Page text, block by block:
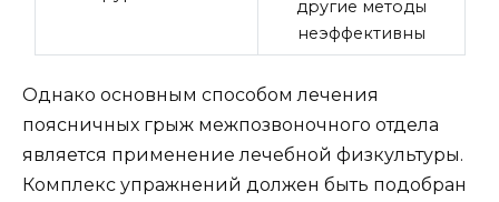
другие методы
неэффективны
Однако основным способом лечения
поясничных грыж межпозвоночного отдела
является применение лечебной физкультуры.
Комплекс упражнений должен быть подобран